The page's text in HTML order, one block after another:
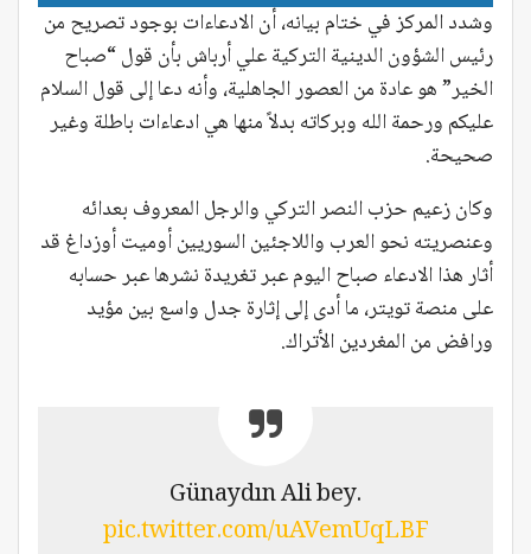
وشدد المركز في ختام بيانه، أن الادعاءات بوجود تصريح من
رئيس الشؤون الدينية التركية علي أرباش بأن قول “صباح
الخير” هو عادة من العصور الجاهلية، وأنه دعا إلى قول السلام
عليكم ورحمة الله وبركاته بدلاً منها هي ادعاءات باطلة وغير
صحيحة.
وكان زعيم حزب النصر التركي والرجل المعروف بعدائه
وعنصريته نحو العرب واللاجئين السوريين أوميت أوزداغ قد
أثار هذا الادعاء صباح اليوم عبر تغريدة نشرها عبر حسابه
على منصة تويتر، ما أدى إلى إثارة جدل واسع بين مؤيد
ورافض من المغردين الأتراك.
Günaydın Ali bey.
pic.twitter.com/uAVemUqLBF